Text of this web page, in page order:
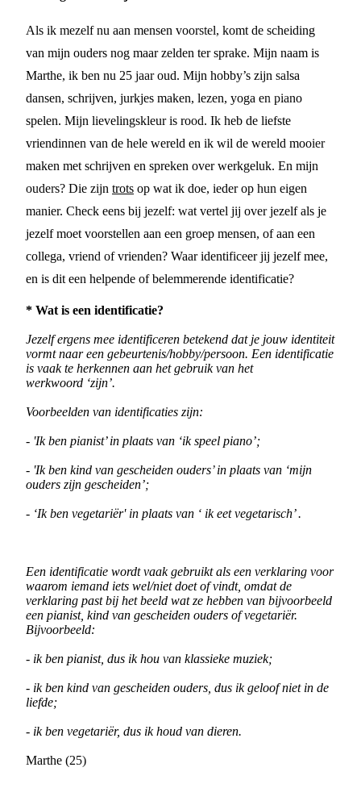
Als ik mezelf nu aan mensen voorstel, komt de scheiding
van mijn ouders nog maar zelden ter sprake. Mijn naam is
Marthe, ik ben nu 25 jaar oud. Mijn hobby’s zijn salsa
dansen, schrijven, jurkjes maken, lezen, yoga en piano
spelen. Mijn lievelingskleur is rood. Ik heb de liefste
vriendinnen van de hele wereld en ik wil de wereld mooier
maken met schrijven en spreken over werkgeluk. En mijn
ouders? Die zijn trots op wat ik doe, ieder op hun eigen
manier. Check eens bij jezelf: wat vertel jij over jezelf als je
jezelf moet voorstellen aan een groep mensen, of aan een
collega, vriend of vrienden? Waar identificeer jij jezelf mee,
en is dit een helpende of belemmerende identificatie?
* Wat is een identificatie?
Jezelf ergens mee identificeren betekend dat je jouw identiteit
vormt naar een gebeurtenis/hobby/persoon. Een identificatie
is vaak te herkennen aan het gebruik van het
werkwoord ‘zijn’.
Voorbeelden van identificaties zijn:
- 'Ik ben pianist’ in plaats van ‘ik speel piano’;
- 'Ik ben kind van gescheiden ouders’ in plaats van ‘mijn
ouders zijn gescheiden’;
- ‘Ik ben vegetariër' in plaats van ‘ ik eet vegetarisch’ .
Een identificatie wordt vaak gebruikt als een verklaring voor
waarom iemand iets wel/niet doet of vindt, omdat de
verklaring past bij het beeld wat ze hebben van bijvoorbeeld
een pianist, kind van gescheiden ouders of vegetariër.
Bijvoorbeeld:
- ik ben pianist, dus ik hou van klassieke muziek;
- ik ben kind van gescheiden ouders, dus ik geloof niet in de
liefde;
- ik ben vegetariër, dus ik houd van dieren.
Marthe (25)